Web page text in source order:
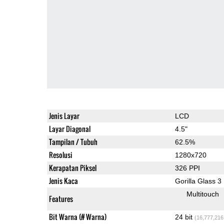
Jenis Layar LCD
Layar Diagonal 4.5"
Tampilan / Tubuh 62.5%
Resolusi 1280x720
Kerapatan Piksel 326 PPI
Jenis Kaca Gorilla Glass 3
Features Multitouch
Bit Warna (# Warna) 24 bit